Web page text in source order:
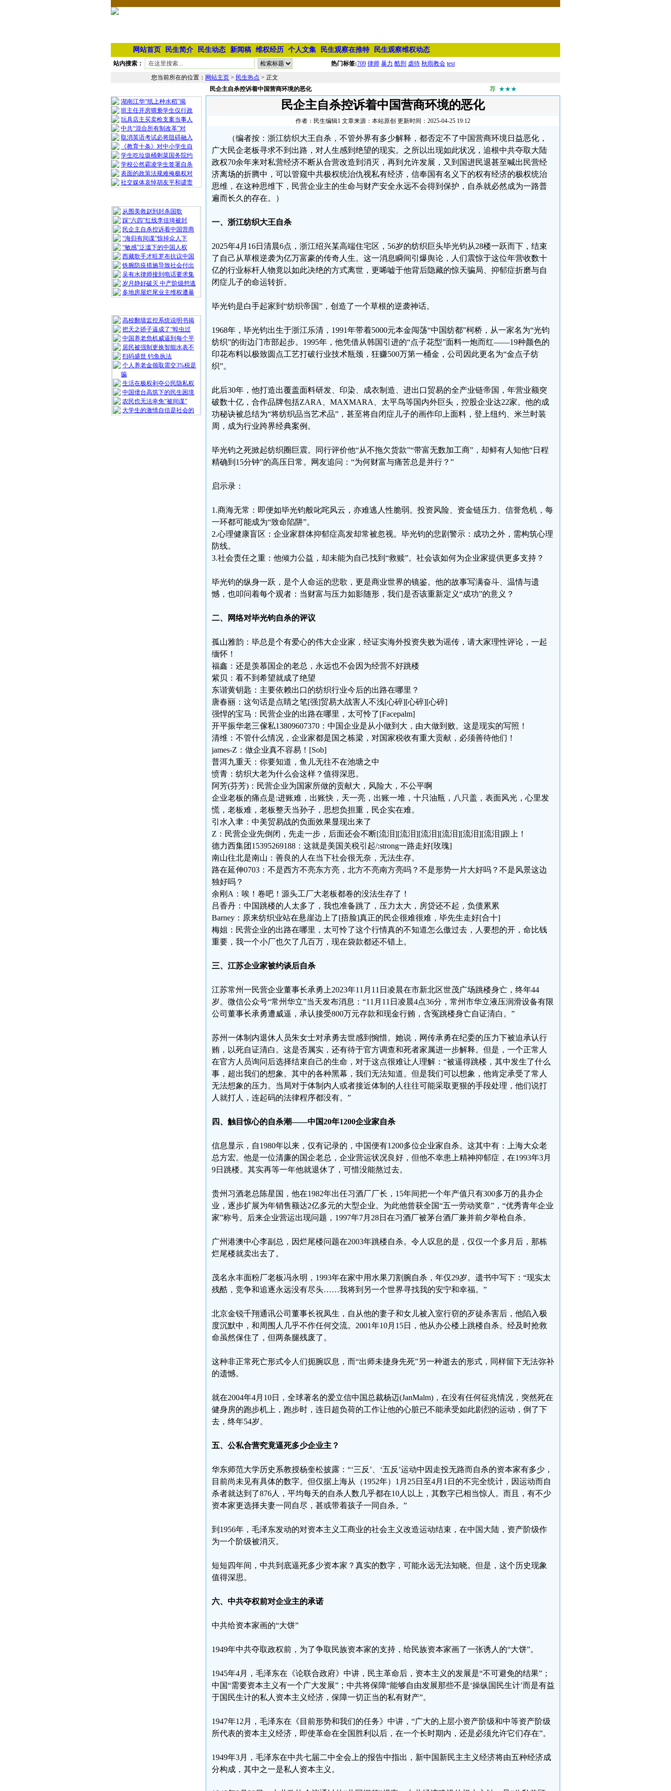
网站首页 民生简介 民生动态 新闻稿 维权经历 个人文集 民生观察在推特 民生观察维权动态
站内搜索： 热门标签:709 律师 暴力 酷刑 虐待 秋雨教会 test
您当前所在的位置： 网站主页 > 民生热点 > 正文
湖南江华“纸上种水稻”揭
班主任开房猥亵学生仅行政
玩具店主买卖枪支案当事人
中共“混合所有制改革”对
取消英语考试必将阻碍融入
《教育十条》对中小学生自
学生吃垃圾桶剩菜国务院约
学校公然霸凌学生签署自杀
表面的政策法规难掩极权对
社交媒体哀悼胡友平和谴责
从围美救赵到封杀国歌
踩“六四”红线李佳琦被封
民企主自杀控诉着中国营商
“海归有间谍”惊掉众人下
“敏感”泛滥下的中国人权
西藏歌手才旺罗布抗议中国
铁腕防疫措施导致社会付出
吴有水律师接到电话要求集
岁月静好破灭 中产阶级想逃
多地房屋烂尾业主维权遭暴
高校翻墙监控系统说明书揭
把天之骄子逼成了“蝗虫过
中国养老危机威逼到每个平
居民被强制更换智能水表不
扫码盛世 钓鱼执法
个人养老金领取需交3%税是
骗
生活在极权剥夺公民隐私权
中国债台高筑下的民生困境
农民也无法幸免“被间谍”
大学生的激情自信是社会的
民企主自杀控诉着中国营商环境的恶化 荐 ★★★
民企主自杀控诉着中国营商环境的恶化
作者：民生编辑1 文章来源：本站原创 更新时间：2025-04-25 19:12
（编者按：浙江纺织大王自杀，不管外界有多少解释，都否定不了中国营商环境日益恶化，
广大民企老板寻求不到出路，对人生感到绝望的现实。之所以出现如此状况，追根中共夺取大陆
政权70余年来对私营经济不断从合营改造到消灭，再到允许发展，又到国进民退甚至喊出民营经
济离场的折腾中，可以管窥中共极权统治仇视私有经济，信奉国有名义下的权有经济的极权统治
思维，在这种思维下，民营企业主的生命与财产安全永远不会得到保护，自杀就必然成为一路普
遍而长久的存在。）
一、浙江纺织大王自杀
2025年4月16日清晨6点，浙江绍兴某高端住宅区，56岁的纺织巨头毕光钧从28楼一跃而下，结束
了自己从草根逆袭为亿万富豪的传奇人生。这一消息瞬间引爆舆论，人们震惊于这位年营收数十
亿的行业标杆人物竟以如此决绝的方式离世，更唏嘘于他背后隐藏的惊天骗局、抑郁症折磨与自
闭症儿子的命运转折。
毕光钧是白手起家到“纺织帝国”，创造了一个草根的逆袭神话。
1968年，毕光钧出生于浙江乐清，1991年带着5000元本金闯荡“中国纺都”柯桥，从一家名为“光钧
纺织”的街边门市部起步。1995年，他凭借从韩国引进的“点子花型”面料一炮而红——19种颜色的
印花布料以极致圆点工艺打破行业技术瓶颈，狂赚500万第一桶金，公司因此更名为“金点子纺
织”。
此后30年，他打造出覆盖面料研发、印染、成衣制造、进出口贸易的全产业链帝国，年营业额突
破数十亿，合作品牌包括ZARA、MAXMARA、太平鸟等国内外巨头，控股企业达22家。他的成
功秘诀被总结为“将纺织品当艺术品”，甚至将自闭症儿子的画作印上面料，登上纽约、米兰时装
周，成为行业跨界经典案例。
毕光钧之死掀起纺织圈巨震。同行评价他“从不拖欠货款”“带富无数加工商”，却鲜有人知他“日程
精确到15分钟”的高压日常。网友追问：“为何财富与痛苦总是并行？”
启示录：
1.商海无常：即便如毕光钧般叱咤风云，亦难逃人性脆弱。投资风险、资金链压力、信誉危机，每
一环都可能成为“致命陷阱”。
2.心理健康盲区：企业家群体抑郁症高发却常被忽视。毕光钧的悲剧警示：成功之外，需构筑心理
防线。
3.社会责任之重：他倾力公益，却未能为自己找到“救赎”。社会该如何为企业家提供更多支持？
毕光钧的纵身一跃，是个人命运的悲歌，更是商业世界的镜鉴。他的故事写满奋斗、温情与遗
憾，也叩问着每个观者：当财富与压力如影随形，我们是否该重新定义“成功”的意义？
二、网络对毕光钧自杀的评议
孤山雅韵：毕总是个有爱心的伟大企业家，经证实海外投资失败为谣传，请大家理性评论，一起
缅怀！
福鑫：还是羡慕国企的老总，永远也不会因为经营不好跳楼
紫贝：看不到希望就成了绝望
东谐黄钥匙：主要依赖出口的纺织行业今后的出路在哪里？
唐春丽：这句话是点睛之笔[强]贸易大战害人不浅[心碎][心碎][心碎]
强悍的宝马：民营企业的出路在哪里，太可怜了[Facepalm]
开平振华老三傢私13809607370：中国企业是从小做到大，由大做到败。这是现实的写照！
清维：不管什么情况，企业家都是国之栋梁，对国家税收有重大贡献，必须善待他们！
james-Z：做企业真不容易！[Sob]
普洱九重天：你要知道，鱼儿无往不在池塘之中
愤青：纺织大老为什么会这样？值得深思。
阿芳(芬芳)：民营企业为国家所做的贡献大，风险大，不公平啊
企业老板的痛点是:进账难，出账快，天一亮，出账一堆，十只油瓶，八只盖，表面风光，心里发
慌，老板难，老板整天当孙子，思想负担重，民企实在难。
引水入聿：中美贸易战的负面效果显现出来了
Z：民营企业先倒闭，先走一步，后面还会不断[流泪][流泪][流泪][流泪][流泪][流泪]跟上！
德力西集团15395269188：这就是美国关税引起/:strong一路走好[玫瑰]
南山往北是南山：善良的人在当下社会很无奈，无法生存。
路在延伸0703：不是西方不亮东方亮，北方不亮南方亮吗？不是形势一片大好吗？不是风景这边
独好吗？
余刚A：唉！卷吧！源头工厂大老板都卷的没法生存了！
吕香丹：中国跳楼的人太多了，我也准备跳了，压力太大，房贷还不起，负债累累
Barney：原来纺织业站在悬崖边上了[捂脸]真正的民企很难很难，毕先生走好[合十]
梅姐：民营企业的出路在哪里，太可怜了这个行情真的不知道怎么傲过去，人要想的开，命比钱
重要，我一个小厂也欠了几百万，现在袋款都还不错上。
三、江苏企业家被约谈后自杀
江苏常州一民营企业董事长承勇上2023年11月11日凌晨在市新北区世茂广场跳楼身亡，终年44
岁。微信公众号“常州华立”当天发布消息：“11月11日凌晨4点36分，常州市华立液压润滑设备有限
公司董事长承勇遭威逼，承认接受800万元存款和现金行贿，含冤跳楼身亡自证清白。”
苏州一体制内退休人员朱女士对承勇去世感到惋惜。她说，网传承勇在纪委的压力下被迫承认行
贿，以死自证清白。这是否属实，还有待于官方调查和死者家属进一步解释。但是，一个正常人
在官方人员询问后选择结束自己的生命，对于这点很难让人理解：“被逼得跳楼，其中发生了什么
事，超出我们的想象。其中的各种黑幕，我们无法知道。但是我们可以想象，他肯定承受了常人
无法想象的压力。当局对于体制内人或者接近体制的人往往可能采取更狠的手段处理，他们说打
人就打人，连起码的法律程序都没有。”
四、触目惊心的自杀潮——中国20年1200企业家自杀
信息显示，自1980年以来，仅有记录的，中国便有1200多位企业家自杀。这其中有：上海大众老
总方宏。他是一位清廉的国企老总，企业营运状况良好，但他不幸患上精神抑郁症，在1993年3月
9日跳楼。其实再等一年他就退休了，可惜没能熬过去。
贵州习酒老总陈星国，他在1982年出任习酒厂厂长，15年间把一个年产值只有300多万的县办企
业，逐步扩展为年销售额达2亿多元的大型企业。为此他曾获全国“五一劳动奖章”，“优秀青年企业
家”称号。后来企业营运出现问题，1997年7月28日在习酒厂被茅台酒厂兼并前夕举枪自杀。
广州港澳中心李副总，因烂尾楼问题在2003年跳楼自杀。令人叹息的是，仅仅一个多月后，那栋
烂尾楼就卖出去了。
茂名永丰面粉厂老板冯永明，1993年在家中用水果刀割腕自杀，年仅29岁。遗书中写下：“现实太
残酷，竞争和追逐永远没有尽头……我将到另一个世界寻找我的安宁和幸福。”
北京金锐千翔通讯公司董事长祝凤生，自从他的妻子和女儿被入室行窃的歹徒杀害后，他陷入极
度沉默中，和周围人几乎不作任何交流。2001年10月15日，他从办公楼上跳楼自杀。经及时抢救
命虽然保住了，但两条腿残废了。
这种非正常死亡形式令人们扼腕叹息，而“出师未捷身先死”另一种逝去的形式，同样留下无法弥补
的遗憾。
就在2004年4月10日，全球著名的爱立信中国总裁杨迈(JanMalm)，在没有任何征兆情况，突然死在
健身房的跑步机上，跑步时，连日超负荷的工作让他的心脏已不能承受如此剧烈的运动，倒了下
去，终年54岁。
五、公私合营究竟逼死多少企业主？
华东师范大学历史系教授杨奎松披露：“‘三反’、‘五反’运动中因走投无路而自杀的资本家有多少，
目前尚未见有具体的数字。但仅据上海从（1952年）1月25日至4月1日的不完全统计，因运动而自
杀者就达到了876人，平均每天的自杀人数几乎都在10人以上，其数字已相当惊人。而且，有不少
资本家更选择夫妻一同自尽，甚或带着孩子一同自杀。”
到1956年，毛泽东发动的对资本主义工商业的社会主义改造运动结束，在中国大陆，资产阶级作
为一个阶级被消灭。
短短四年间，中共到底逼死多少资本家？真实的数字，可能永远无法知晓。但是，这个历史现象
值得深思。
六、中共夺权前对企业主的承诺
中共给资本家画的“大饼”
1949年中共夺取政权前，为了争取民族资本家的支持，给民族资本家画了一张诱人的“大饼”。
1945年4月，毛泽东在《论联合政府》中讲，民主革命后，资本主义的发展是“不可避免的结果”；
中国“需要资本主义有一个广大发展”；中共将保障“能够自由发展那些不是‘操纵国民生计’而是有益
于国民生计的私人资本主义经济，保障一切正当的私有财产”。
1947年12月，毛泽东在《目前形势和我们的任务》中讲，“广大的上层小资产阶级和中等资产阶级
所代表的资本主义经济，即使革命在全国胜利以后，在一个长时期内，还是必须允许它们存在”。
1949年3月，毛泽东在中共七届二中全会上的报告中指出，新中国新民主主义经济将由五种经济成
分构成，其中之一是私人资本主义。